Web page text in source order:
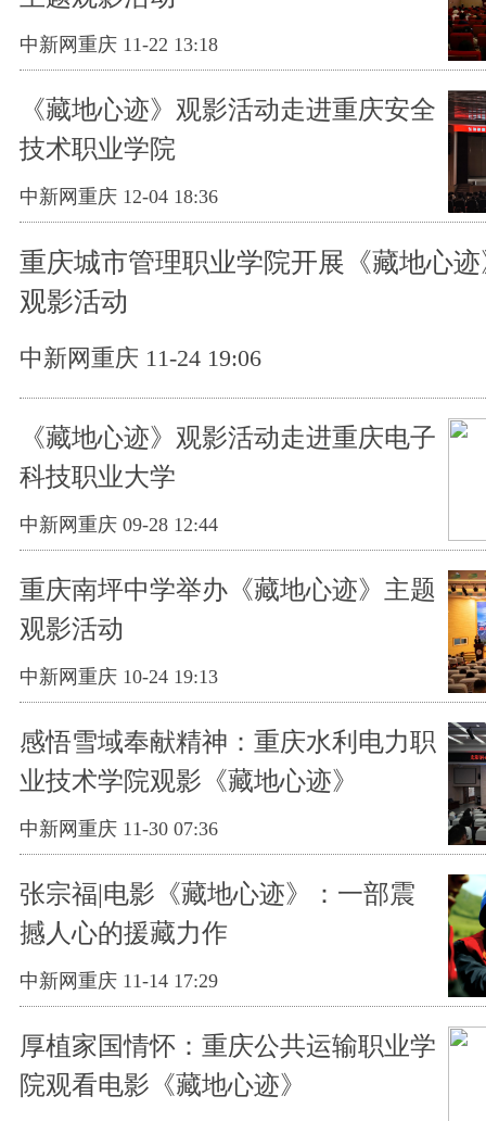
中新网重庆 11-22 13:18
《藏地心迹》观影活动走进重庆安全
技术职业学院
中新网重庆 12-04 18:36
重庆城市管理职业学院开展《藏地心
观影活动​
中新网重庆 11-24 19:06
《藏地心迹》观影活动走进重庆电子
科技职业大学
中新网重庆 09-28 12:44
重庆南坪中学举办《藏地心迹》主题
观影活动
中新网重庆 10-24 19:13
感悟雪域奉献精神：重庆水利电力职
业技术学院观影《藏地心迹》
中新网重庆 11-30 07:36
张宗福|电影《藏地心迹》：一部震
撼人心的援藏力作
中新网重庆 11-14 17:29
厚植家国情怀：重庆公共运输职业学
院观看电影《藏地心迹》